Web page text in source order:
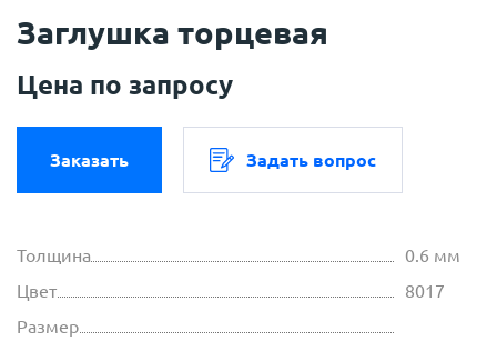
Заглушка торцевая
Цена по запросу
Заказать Задать вопрос
Толщина
0.6 мм
Цвет
8017
Размер